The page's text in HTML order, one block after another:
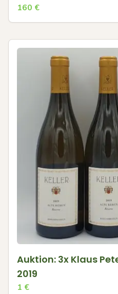
160 €
Auktion: 3x Klaus
2019
1 €